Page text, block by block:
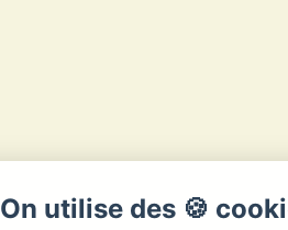
On utilise des 🍪